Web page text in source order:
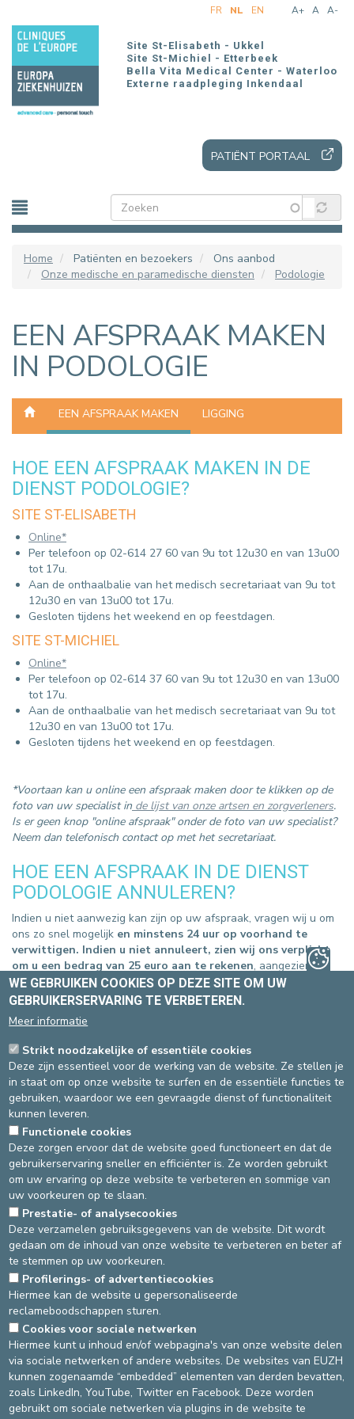
en
naar
inhoud
gaan
A+ A A-
FR NL EN
Site St-Elisabeth - Ukkel
Site St-Michiel - Etterbeek
Bella Vita Medical Center - Waterloo
Externe raadpleging Inkendaal
PATIËNT PORTAAL
Home Patiënten en bezoekers
Ons aanbod
Onze medische en paramedische diensten
Podologie
EEN AFSPRAAK MAKEN
IN PODOLOGIE
EEN AFSPRAAK MAKEN LIGGING
HOE EEN AFSPRAAK MAKEN IN DE
DIENST PODOLOGIE?
SITE ST-ELISABETH
Online*
Per telefoon op 02-614 27 60 van 9u tot 12u30 en van 13u00
tot 17u.
Aan de onthaalbalie van het medisch secretariaat van 9u tot
12u30 en van 13u00 tot 17u.
Gesloten tijdens het weekend en op feestdagen.
SITE ST-MICHIEL
Online*
Per telefoon op 02-614 37 60 van 9u tot 12u30 en van 13u00
tot 17u.
Aan de onthaalbalie van het medisch secretariaat van 9u tot
12u30 en van 13u00 tot 17u.
Gesloten tijdens het weekend en op feestdagen.
*Voortaan kan u online een afspraak maken door te klikken op de
foto van uw specialist in de lijst van onze artsen en zorgverleners.
Is er geen knop "online afspraak" onder de foto van uw specialist?
Neem dan telefonisch contact op met het secretariaat.
HOE EEN AFSPRAAK IN DE DIENST
PODOLOGIE ANNULEREN?
Indien u niet aanwezig kan zijn op uw afspraak, vragen wij u om
ons zo snel mogelijk en minstens 24 uur op voorhand te
verwittigen. Indien u niet annuleert, zien wij ons verplicht
om u een bedrag van 25 euro aan te rekenen, aangezien de
afspraak aan geen andere patiënt meer kan worden voorgesteld
en dus verloren is voor iedereen.
U kan uw afspraak annuleren :
SITE ST-ELISABETH
via de mail dat u ontving toen u uw online afspraak maakte
of door ons formulierin te vullen
of per telefoon op 02-614 27 60
SITE ST-MICHIEL
via de mail dat u ontving toen u uw online afspraak maakte
of doorons formulierin te vullen
of per telefoon op 02-614 37 60
Bron: Afdeling Administratie - Laatste update: 24/08/2021
Source
Afdeling Administratie
Dernière modification
26/08/2024
DEVELOP / REDUCE
asbl Cliniques de l’Europe – Europa Ziekenhuizen vzw
N° d’entreprise : 0432011571
WE GEBRUIKEN COOKIES OP DEZE SITE OM UW
GEBRUIKERSERVARING TE VERBETEREN.
Meer informatie
Strikt noodzakelijke of essentiële cookies
Deze zijn essentieel voor de werking van de website. Ze stellen je
in staat om op onze website te surfen en de essentiële functies te
gebruiken, waardoor we een gevraagde dienst of functionaliteit
kunnen leveren.
Functionele cookies
Deze zorgen ervoor dat de website goed functioneert en dat de
gebruikerservaring sneller en efficiënter is. Ze worden gebruikt
om uw ervaring op deze website te verbeteren en sommige van
uw voorkeuren op te slaan.
Prestatie- of analysecookies
Deze verzamelen gebruiksgegevens van de website. Dit wordt
gedaan om de inhoud van onze website te verbeteren en beter af
te stemmen op uw voorkeuren.
Profilerings- of advertentiecookies
Hiermee kan de website u gepersonaliseerde
reclameboodschappen sturen.
Cookies voor sociale netwerken
Hiermee kunt u inhoud en/of webpagina's van onze website delen
via sociale netwerken of andere websites. De websites van EUZH
kunnen zogenaamde “embedded” elementen van derden bevatten,
zoals LinkedIn, YouTube, Twitter en Facebook. Deze worden
gebruikt om sociale netwerken via plugins in de website te